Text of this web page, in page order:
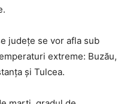
județe se vor afla sub
extreme: Buzău,
și Tulcea.